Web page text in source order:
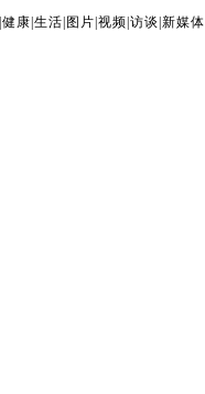
健康 生活 图片 视频 访谈 新媒体